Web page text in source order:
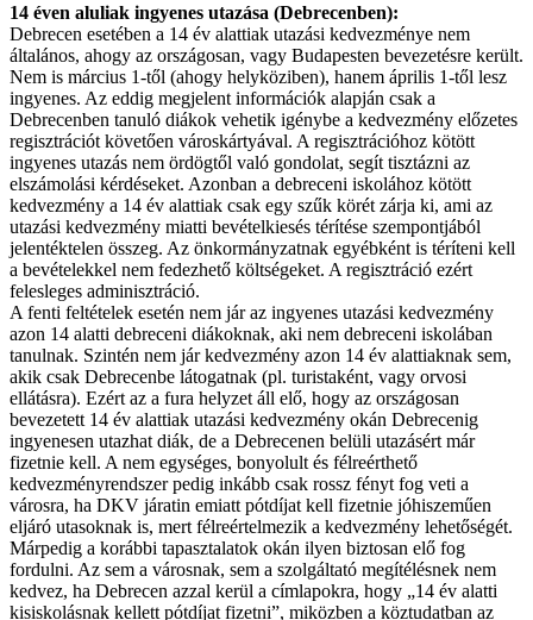
14 éven aluliak ingyenes utazása (Debrecenben):
Debrecen esetében a 14 év alattiak utazási kedvezménye nem
általános, ahogy az országosan, vagy Budapesten bevezetésre került.
Nem is március 1-től (ahogy helyköziben), hanem április 1-től lesz
ingyenes. Az eddig megjelent információk alapján csak a
Debrecenben tanuló diákok vehetik igénybe a kedvezmény előzetes
regisztrációt követően városkártyával. A regisztrációhoz kötött
ingyenes utazás nem ördögtől való gondolat, segít tisztázni az
elszámolási kérdéseket. Azonban a debreceni iskolához kötött
kedvezmény a 14 év alattiak csak egy szűk körét zárja ki, ami az
utazási kedvezmény miatti bevételkiesés térítése szempontjából
jelentéktelen összeg. Az önkormányzatnak egyébként is téríteni kell
a bevételekkel nem fedezhető költségeket. A regisztráció ezért
felesleges adminisztráció.
A fenti feltételek esetén nem jár az ingyenes utazási kedvezmény
azon 14 alatti debreceni diákoknak, aki nem debreceni iskolában
tanulnak. Szintén nem jár kedvezmény azon 14 év alattiaknak sem,
akik csak Debrecenbe látogatnak (pl. turistaként, vagy orvosi
ellátásra). Ezért az a fura helyzet áll elő, hogy az országosan
bevezetett 14 év alattiak utazási kedvezmény okán Debrecenig
ingyenesen utazhat diák, de a Debrecenen belüli utazásért már
fizetnie kell. A nem egységes, bonyolult és félreérthető
kedvezményrendszer pedig inkább csak rossz fényt fog veti a
városra, ha DKV járatin emiatt pótdíjat kell fizetnie jóhiszeműen
eljáró utasoknak is, mert félreértelmezik a kedvezmény lehetőségét.
Márpedig a korábbi tapasztalatok okán ilyen biztosan elő fog
fordulni. Az sem a városnak, sem a szolgáltató megítélésnek nem
kedvez, ha Debrecen azzal kerül a címlapokra, hogy „14 év alatti
kisiskolásnak kellett pótdíjat fizetni”, miközben a köztudatban az